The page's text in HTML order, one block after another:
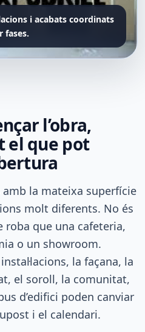
i acabats coordinats
fases.
l’obra,
el que pot
la mateixa superfície
molt diferents. No és
que una cafeteria,
o un showroom.
la façana, la
el soroll, la comunitat,
d’edifici poden canviar
i el calendari.